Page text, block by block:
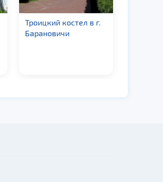
Троицкий костел в г.
Барановичи